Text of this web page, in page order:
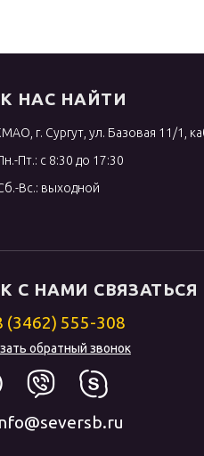
НАС НАЙТИ
г. Сургут, ул. Базовая 11/1,
Пт.: с 8:30 до 17:30
Вс.: выходной
С НАМИ СВЯЗАТЬСЯ
(3462) 555-308
обратный звонок